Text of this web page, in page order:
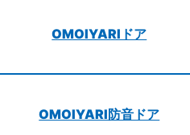
OMOIYARIドア
OMOIYARI防音ドア